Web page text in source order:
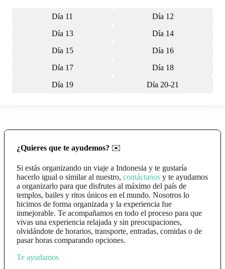
Día 11
Día 12
Día 13
Día 14
Día 15
Día 16
Día 17
Día 18
Día 19
Día 20-21
¿Quieres que te ayudemos? ✉️
Si estás organizando un viaje a Indonesia y te gustaría
hacerlo igual o similar al nuestro, contáctanos y te ayudamos
a organizarlo para que disfrutes al máximo del país de
templos, bailes y ritos únicos en el mundo. Nosotros lo
hicimos de forma organizada y la experiencia fue
inmejorable. Te acompañamos en todo el proceso para que
vivas una experiencia relajada y sin preocupaciones,
olvidándote de horarios, transporte, entradas, comidas o de
pasar horas comparando opciones.
Te ayudamos